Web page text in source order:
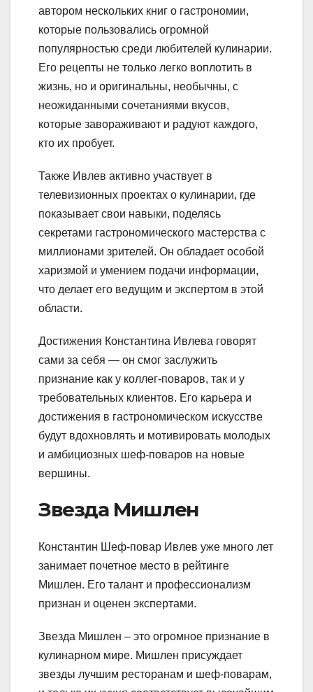
автором нескольких книг о гастрономии,
которые пользовались огромной
популярностью среди любителей кулинарии.
Его рецепты не только легко воплотить в
жизнь, но и оригинальны, необычны, с
неожиданными сочетаниями вкусов,
которые завораживают и радуют каждого,
кто их пробует.
Также Ивлев активно участвует в
телевизионных проектах о кулинарии, где
показывает свои навыки, поделясь
секретами гастрономического мастерства с
миллионами зрителей. Он обладает особой
харизмой и умением подачи информации,
что делает его ведущим и экспертом в этой
области.
Достижения Константина Ивлева говорят
сами за себя — он смог заслужить
признание как у коллег-поваров, так и у
требовательных клиентов. Его карьера и
достижения в гастрономическом искусстве
будут вдохновлять и мотивировать молодых
и амбициозных шеф-поваров на новые
вершины.
Звезда Мишлен
Константин Шеф-повар Ивлев уже много лет
занимает почетное место в рейтинге
Мишлен. Его талант и профессионализм
признан и оценен экспертами.
Звезда Мишлен – это огромное признание в
кулинарном мире. Мишлен присуждает
звезды лучшим ресторанам и шеф-поварам,